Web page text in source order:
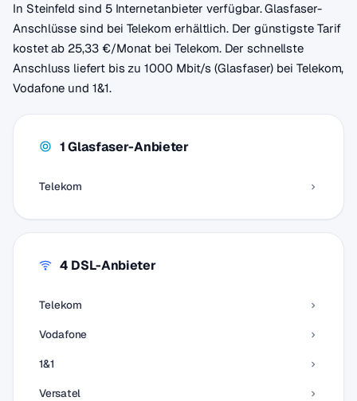
In Steinfeld sind 5 Internetanbieter verfügbar. Glasfaser-
Anschlüsse sind bei Telekom erhältlich. Der günstigste Tarif
kostet ab 25,33 €/Monat bei Telekom. Der schnellste
Anschluss liefert bis zu 1000 Mbit/s (Glasfaser) bei Telekom,
Vodafone und 1&1.
1 Glasfaser-Anbieter
Telekom
4 DSL-Anbieter
Telekom
Vodafone
1&1
Versatel